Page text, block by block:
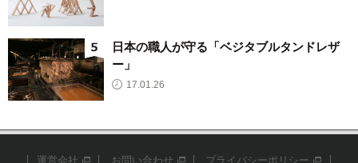
日本の職人が守る「ベジタブルタンドレザ
ー」
17.01.26
運営会社 お問い合わせ プライバシーポリシー